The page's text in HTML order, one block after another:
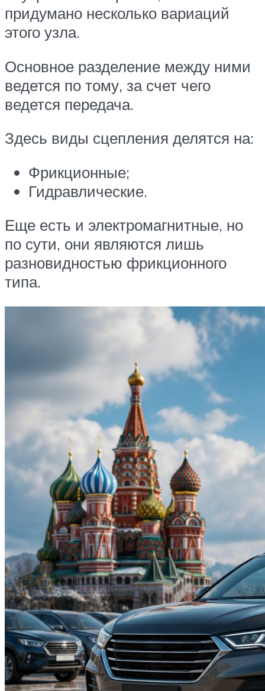
придумано несколько вариаций
этого узла.
Основное разделение между ними
ведется по тому, за счет чего
ведется передача.
Здесь виды сцепления делятся на:
Фрикционные;
Гидравлические.
Еще есть и электромагнитные, но
по сути, они являются лишь
разновидностью фрикционного
типа.